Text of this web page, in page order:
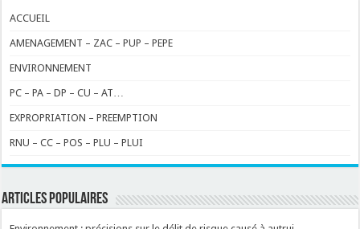
ACCUEIL
AMENAGEMENT – ZAC – PUP – PEPE
ENVIRONNEMENT
PC – PA – DP – CU – AT…
EXPROPRIATION – PREEMPTION
RNU – CC – POS – PLU – PLUI
ARTICLES POPULAIRES